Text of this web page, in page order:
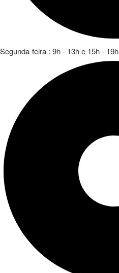
Segunda-feira : 9h - 13h e 15h - 19h